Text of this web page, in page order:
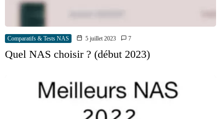
Comparatifs & Tests NAS 5 juillet 2023 7
Quel NAS choisir ? (début 2023)